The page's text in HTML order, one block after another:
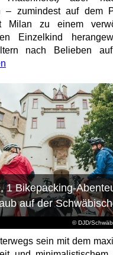
– zumindest auf dem
Milan zu einem
Einzelkind
nach Belieben
© DJD/
1 Bikepacking-
auf der
sein mit dem